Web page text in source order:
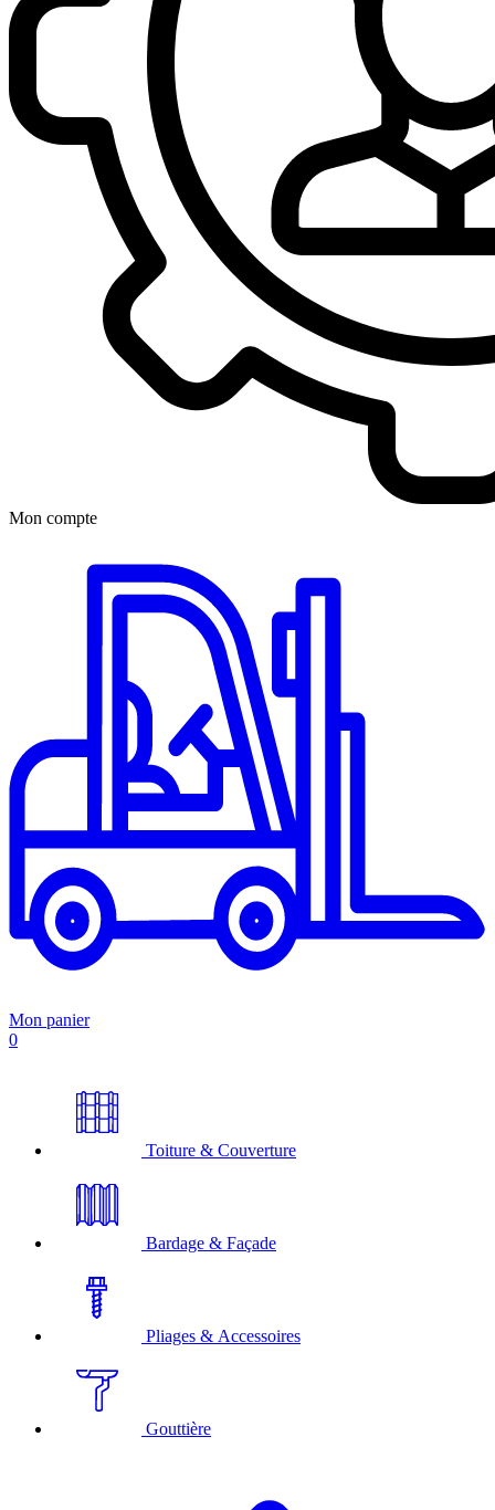
Mon compte
Mon panier
0
Toiture & Couverture
Bardage & Façade
Pliages & Accessoires
Gouttière